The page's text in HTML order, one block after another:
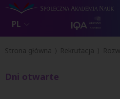
PL
Strona główna Rekrutacja
Dni otwarte